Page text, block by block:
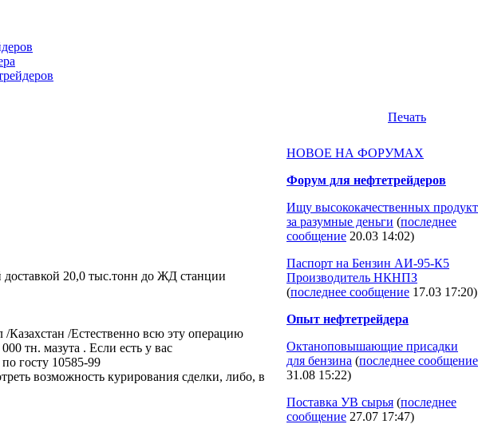
Печать
20,0 тыс.тонн до ЖД станции
/Естественно всю эту операцию
тн. мазута . Если есть у вас
госту 10585-99
возможность курирования сделки, либо, в
НОВОЕ НА ФОРУМАХ
Форум для нефтетрейдеров
Ищу высококачественных продукт
за разумные деньги (последнее
сообщение 20.03 14:02)
Паспорт на Бензин АИ-95-К5
Производитель НКНПЗ
(последнее сообщение 17.03 17:20)
Опыт нефтетрейдера
Октаноповышающие присадки
для бензина (последнее сообщение
31.08 15:22)
Поставка УВ сырья (последнее
сообщение 27.07 17:47)